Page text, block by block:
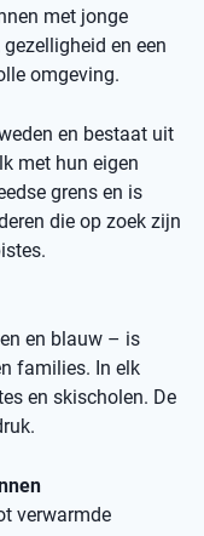
met jonge
en een
omgeving.
en bestaat uit
met hun eigen
grens en is
die op zoek zijn
en blauw – is
families. In elk
en skischolen. De
verwarmde